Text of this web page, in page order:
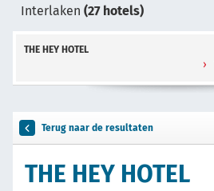
Interlaken (27 hotels)
THE HEY HOTEL
Terug naar de resultaten
THE HEY HOTEL